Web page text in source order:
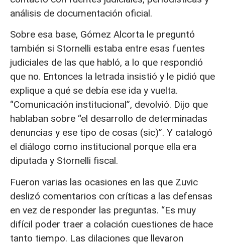
análisis de documentación oficial.
Sobre esa base, Gómez Alcorta le preguntó
también si Stornelli estaba entre esas fuentes
judiciales de las que habló, a lo que respondió
que no. Entonces la letrada insistió y le pidió que
explique a qué se debía ese ida y vuelta.
“Comunicación institucional”, devolvió. Dijo que
hablaban sobre “el desarrollo de determinadas
denuncias y ese tipo de cosas (sic)”. Y catalogó
el diálogo como institucional porque ella era
diputada y Stornelli fiscal.
Fueron varias las ocasiones en las que Zuvic
deslizó comentarios con críticas a las defensas
en vez de responder las preguntas. “Es muy
difícil poder traer a colación cuestiones de hace
tanto tiempo. Las dilaciones que llevaron